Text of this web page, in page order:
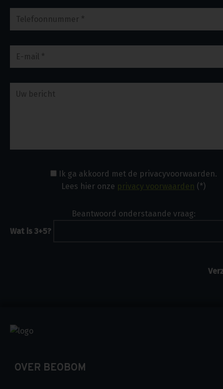
Ik ga akkoord met de privacyvoorwaarden.
Lees hier onze privacy voorwaarden (*)
Beantwoord onderstaande vraag:
Wat is 3+5?
OVER BEOBOM